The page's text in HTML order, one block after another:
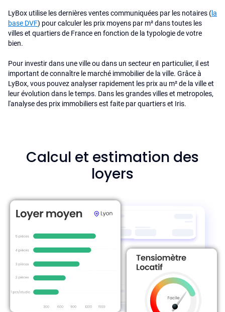
LyBox utilise les dernières ventes communiquées par les notaires (la
base DVF) pour calculer les prix moyens par m² dans toutes les
villes et quartiers de France en fonction de la typologie de votre
bien.
Pour investir dans une ville ou dans un secteur en particulier, il est
important de connaître le marché immobilier de la ville. Grâce à
LyBox, vous pouvez analyser rapidement les prix au m² de la ville et
leur évolution dans le temps. Dans les grandes villes et metropoles,
l'analyse des prix immobiliers est faite par quartiers et Iris.
Calcul et estimation des
loyers